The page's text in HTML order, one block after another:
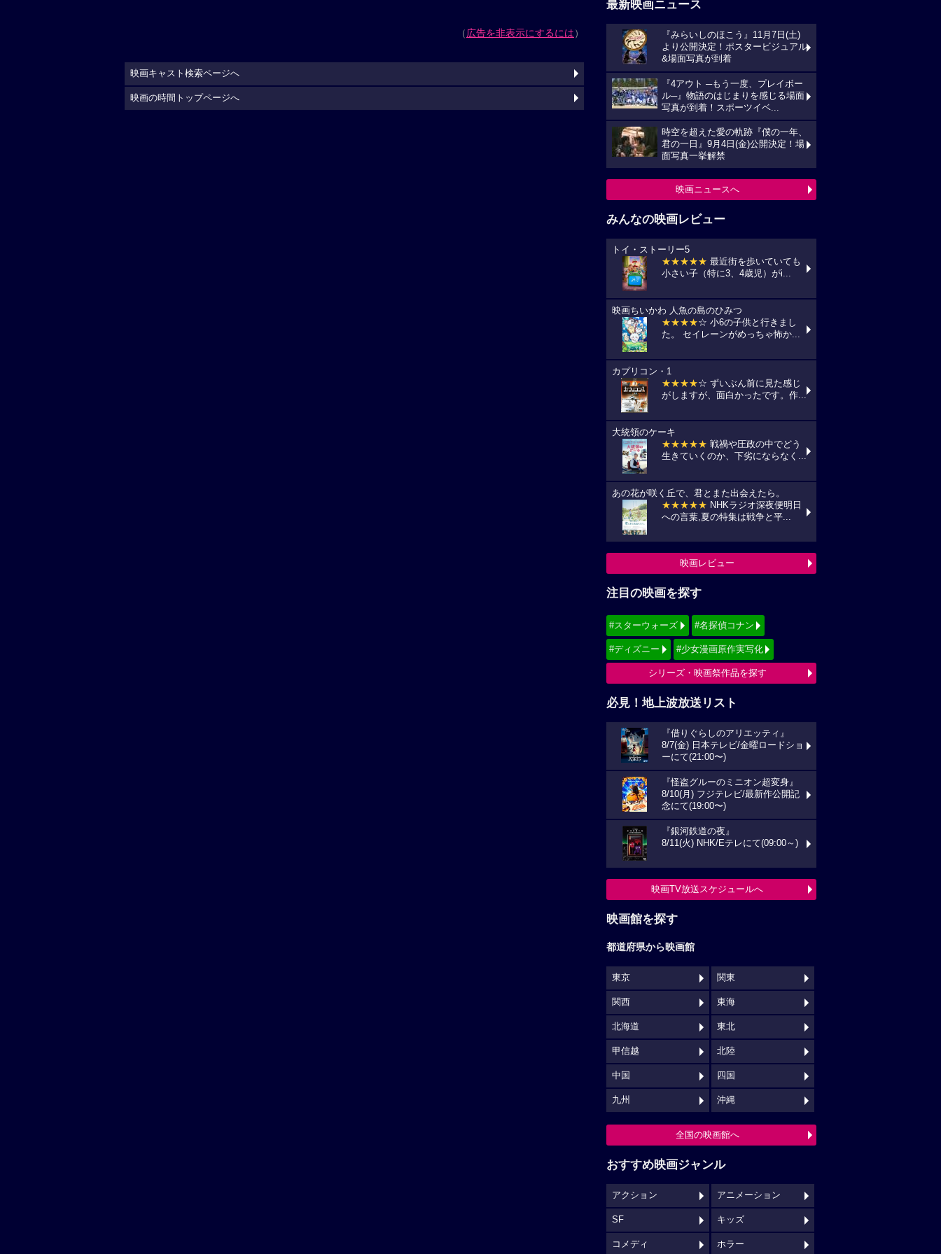
（広告を非表示にするには）
最新映画ニュース
『みらいしのほこう』11月7日(土)
より公開決定！ポスタービジュアル
&場面写真が到着
『4アウト ─もう一度、プレイボー
ル─』物語のはじまりを感じる場面
写真が到着！スポーツイベ...
時空を超えた愛の軌跡『僕の一年、
君の一日』9月4日(金)公開決定！場
面写真一挙解禁
映画ニュースへ
みんなの映画レビュー
トイ・ストーリー5
★★★★★ 最近街を歩いていても
小さい子（特に3、4歳児）がi...
映画ちいかわ 人魚の島のひみつ
★★★★☆ 小6の子供と行きまし
た。 セイレーンがめっちゃ怖か...
カプリコン・1
★★★★☆ ずいぶん前に見た感じ
がしますが、面白かったです。作...
大統領のケーキ
★★★★★ 戦禍や圧政の中でどう
生きていくのか、下劣にならなく...
あの花が咲く丘で、君とまた出会えたら。
★★★★★ NHKラジオ深夜便明日
への言葉,夏の特集は戦争と平...
映画レビュー
注目の映画を探す
#スターウォーズ #名探偵コナン
#ディズニー #少女漫画原作実写化
シリーズ・映画祭作品を探す
必見！地上波放送リスト
『借りぐらしのアリエッティ』
8/7(金) 日本テレビ/金曜ロードショ
ーにて(21:00〜)
『怪盗グルーのミニオン超変身』
8/10(月) フジテレビ/最新作公開記
念にて(19:00〜)
『銀河鉄道の夜』
8/11(火) NHK/Eテレにて(09:00～)
映画TV放送スケジュールへ
映画館を探す
都道府県から映画館
東京 関東
関西 東海
北海道 東北
甲信越 北陸
中国 四国
九州 沖縄
全国の映画館へ
おすすめ映画ジャンル
アクション アニメーション
SF キッズ
コメディ ホラー
映画キャスト検索ページへ
映画の時間トップページへ